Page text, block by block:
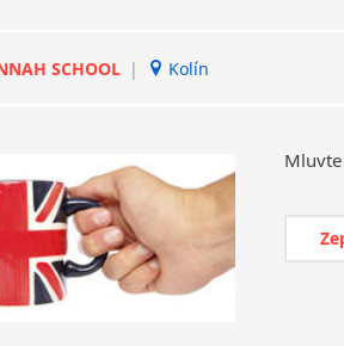
SCHOOL | Kolín
Mluvte